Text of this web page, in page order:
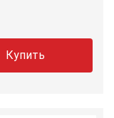
Купить